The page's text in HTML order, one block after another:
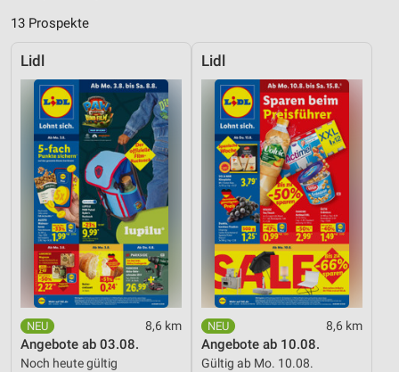
13 Prospekte
Lidl
8,6 km
Angebote ab 03.08.
Noch heute gültig
Lidl
8,6 km
Angebote ab 10.08.
Gültig ab Mo. 10.08.